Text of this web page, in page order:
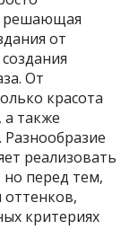
решающая
от
От
красота
а также
Разнообразие
реализовать
перед тем,
оттенков,
критериях